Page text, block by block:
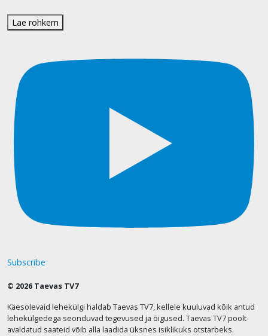
Lae rohkem
Subscribe
© 2026 Taevas TV7
Käesolevaid lehekülgi haldab Taevas TV7, kellele kuuluvad kõik antud
lehekülgedega seonduvad tegevused ja õigused. Taevas TV7 poolt
avaldatud saateid võib alla laadida üksnes isiklikuks otstarbeks.